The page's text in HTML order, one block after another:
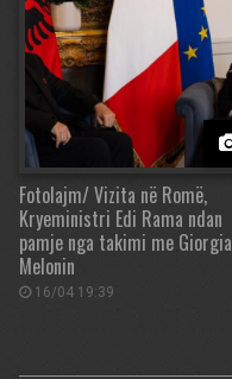
Fotolajm/ Vizita në Romë,
Kryeministri Edi Rama ndan
pamje nga takimi me Giorgia
Melonin
16/04 19:39